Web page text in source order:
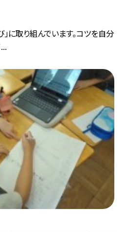
に取り組んでいます。コツを自分